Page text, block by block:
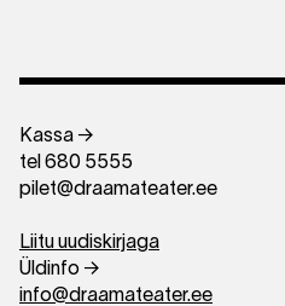
Kassa →
tel 680 5555
pilet@draamateater.ee
Liitu uudiskirjaga
Üldinfo →
info@draamateater.ee